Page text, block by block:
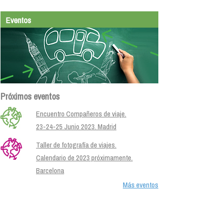
Eventos
Próximos eventos
Encuentro Compañeros de viaje.
23-24-25 Junio 2023. Madrid
Taller de fotografía de viajes.
Calendario de 2023 próximamente.
Barcelona
Más eventos